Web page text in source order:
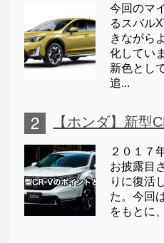
今回のマ
るスバル
きながら
化してい
新色とし
追...
【ホンダ】新型
２０１７
お披露目
りに復活
た。今回
をもとに